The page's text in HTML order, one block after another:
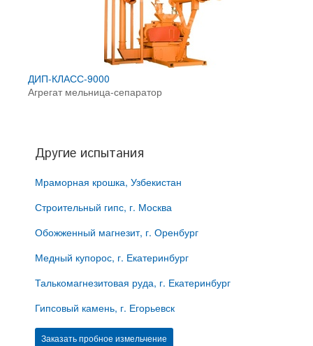
ДИП-КЛАСС-9000
Агрегат мельница-сепаратор
Другие испытания
Мраморная крошка, Узбекистан
Строительный гипс, г. Москва
Обожженный магнезит, г. Оренбург
Медный купорос, г. Екатеринбург
Талькомагнезитовая руда, г. Екатеринбург
Гипсовый камень, г. Егорьевск
Заказать пробное измельчение